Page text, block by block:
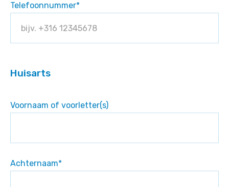
Telefoonnummer*
Huisarts
Voornaam of voorletter(s)
Achternaam*